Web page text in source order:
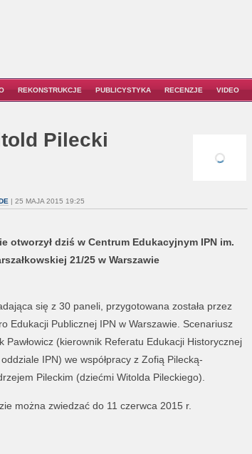
REKONSTRUKCJE PUBLICYSTYKA RECENZJE VIDEO
Pilecki
| 25 MAJA 2015 19:25
otworzył dziś w Centrum Edukacyjnym IPN im.
21/25 w Warszawie
się z 30 paneli, przygotowana została przez
Edukacji Publicznej IPN w Warszawie. Scenariusz
Pawłowicz (kierownik Referatu Edukacji Historycznej
IPN) we współpracy z Zofią Pilecką-
Pileckim (dziećmi Witolda Pileckiego).
można zwiedzać do 11 czerwca 2015 r.